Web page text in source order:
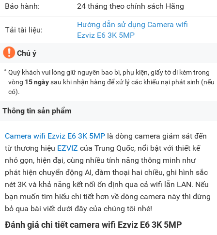
Bảo hành: 24 tháng theo chính sách Hãng
Tải tài liệu:
Hướng dẫn sử dụng Camera wifi
Ezviz E6 3K 5MP
Chú ý
Quý khách vui lòng giữ nguyên bao bì, phụ kiện, giấy tờ đi kèm trong
vòng 15 ngàysau khi nhận hàng để xử lý các khiếu nại phát sinh (nếu
có).
Thông tin sản phẩm
Camera wifi Ezviz E6 3K 5MP là dòng camera giám sát đến
từ thương hiệu EZVIZ của Trung Quốc, nổi bật với thiết kế
nhỏ gọn, hiện đại, cùng nhiều tính năng thông minh như
phát hiện chuyển động AI, đàm thoại hai chiều, ghi hình sắc
nét 3K và khả năng kết nối ổn định qua cả wifi lẫn LAN. Nếu
bạn muốn tìm hiểu chi tiết hơn về dòng camera này thì đừng
bỏ qua bài viết dưới đây của chúng tôi nhé!
Đánh giá chi tiết camera wifi Ezviz E6 3K 5MP